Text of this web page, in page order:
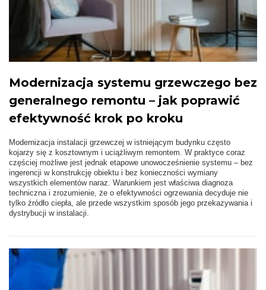
Modernizacja systemu grzewczego bez
generalnego remontu – jak poprawić
efektywność krok po kroku
Modernizacja instalacji grzewczej w istniejącym budynku często
kojarzy się z kosztownym i uciążliwym remontem. W praktyce coraz
częściej możliwe jest jednak etapowe unowocześnienie systemu – bez
ingerencji w konstrukcję obiektu i bez konieczności wymiany
wszystkich elementów naraz. Warunkiem jest właściwa diagnoza
techniczna i zrozumienie, że o efektywności ogrzewania decyduje nie
tylko źródło ciepła, ale przede wszystkim sposób jego przekazywania i
dystrybucji w instalacji.